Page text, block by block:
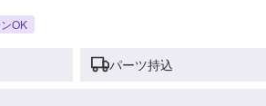
OK
パーツ持込